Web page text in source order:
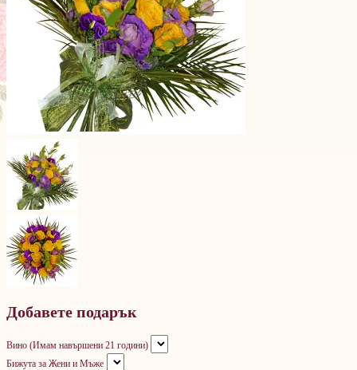
Добавете подарък
Вино (Имам навършени 21 години)
Бижута за Жени и Мъже